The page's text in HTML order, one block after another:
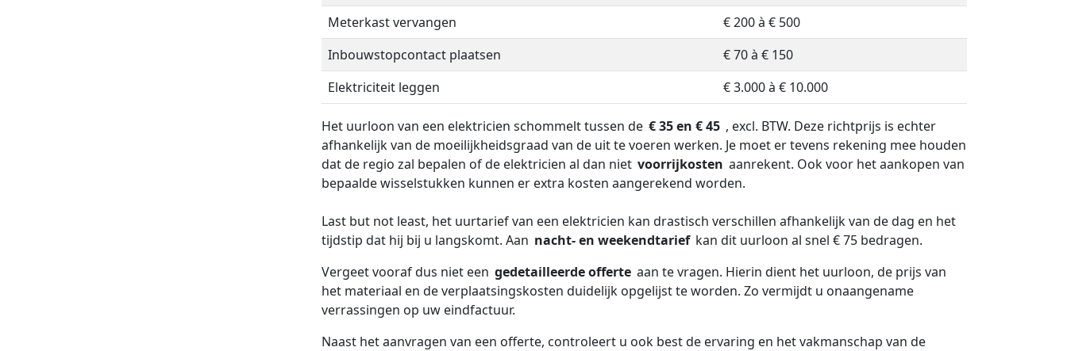
Meterkast vervangen
€ 200 à € 500
Inbouwstopcontact plaatsen
€ 70 à € 150
Elektriciteit leggen
€ 3.000 à € 10.000
Het uurloon van een elektricien schommelt tussen de € 35 en € 45 , excl. BTW. Deze richtprijs is echter
afhankelijk van de moeilijkheidsgraad van de uit te voeren werken. Je moet er tevens rekening mee houden
dat de regio zal bepalen of de elektricien al dan niet voorrijkosten aanrekent. Ook voor het aankopen van
bepaalde wisselstukken kunnen er extra kosten aangerekend worden.
Last but not least, het uurtarief van een elektricien kan drastisch verschillen afhankelijk van de dag en het
tijdstip dat hij bij u langskomt. Aan nacht- en weekendtarief kan dit uurloon al snel € 75 bedragen.
Vergeet vooraf dus niet een gedetailleerde offerte aan te vragen. Hierin dient het uurloon, de prijs van
het materiaal en de verplaatsingskosten duidelijk opgelijst te worden. Zo vermijdt u onaangename
verrassingen op uw eindfactuur.
Naast het aanvragen van een offerte, controleert u ook best de ervaring en het vakmanschap van de